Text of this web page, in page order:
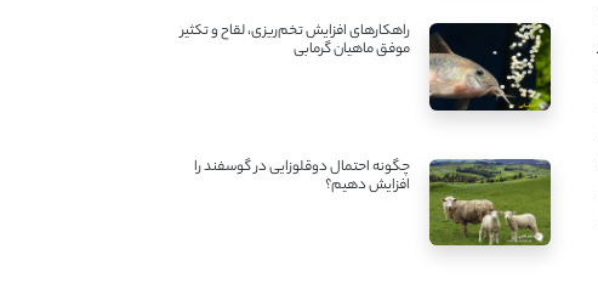
راهکارهای افزایش تخم‌ریزی، لقاح و تکثیر
موفق ماهیان گرمابی
چگونه احتمال دوقلوزایی در گوسفند را
افزایش دهیم؟